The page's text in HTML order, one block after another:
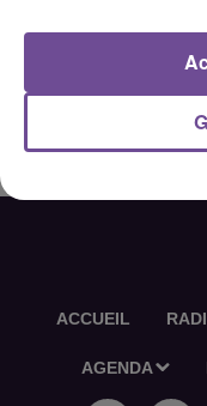
L'actu-région Flash
ACCUEIL
AGENDA